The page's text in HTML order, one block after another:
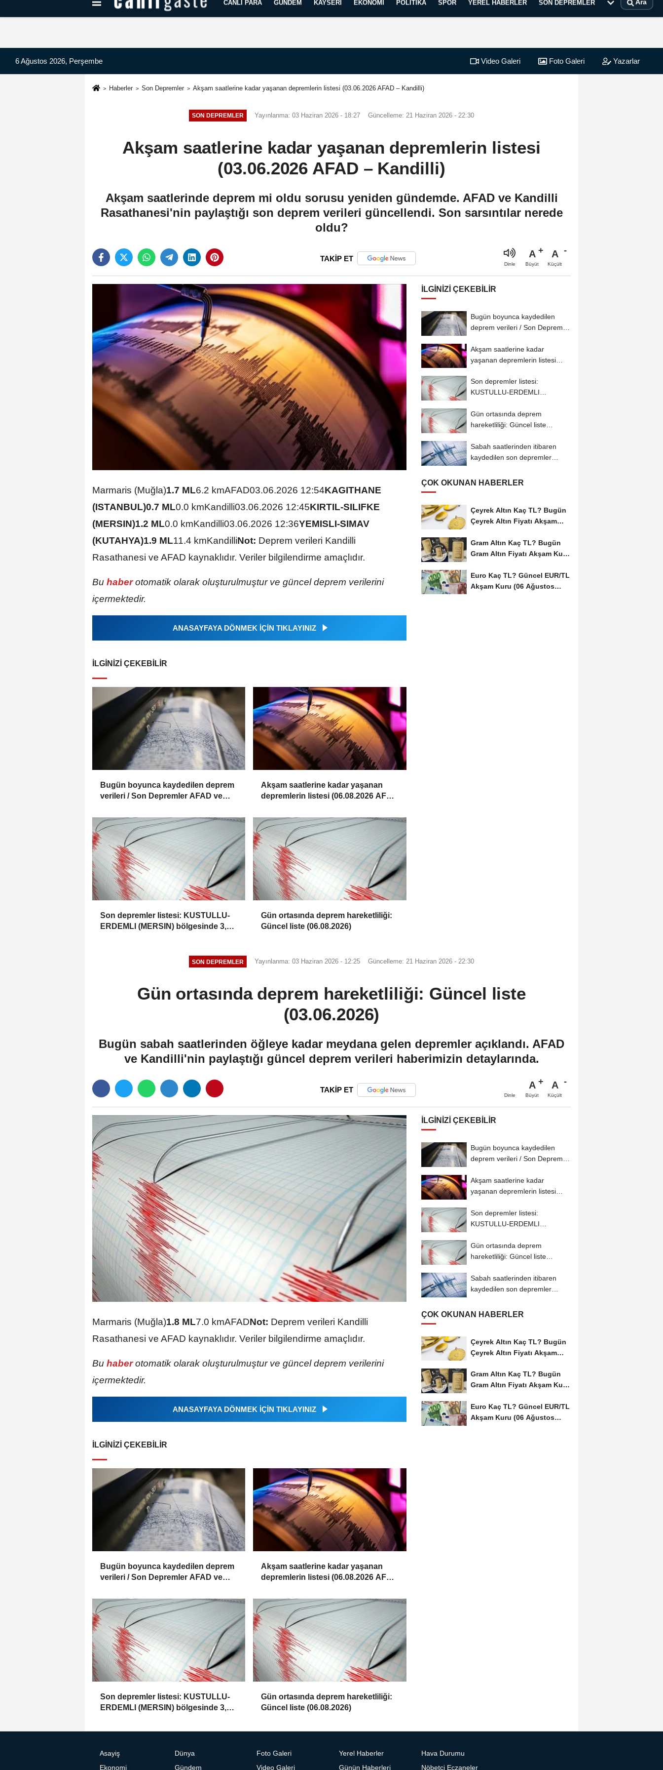
Kayseri Haberleri Can Radyo Dinle
CANLI PARA GÜNDEM KAYSERI EKONOMI POLITIKA SPOR YEREL HABERLER SON DEPREMLER Ara
6 Ağustos 2026, Perşembe Video Galeri Foto Galeri Yazarlar
Haberler Son Depremler Akşam saatlerine kadar yaşanan depremlerin listesi (03.06.2026 AFAD – Kandilli)
SON DEPREMLER Yayınlanma: 03 Haziran 2026 - 18:27 Güncelleme: 21 Haziran 2026 - 22:30
Akşam saatlerine kadar yaşanan depremlerin listesi
(03.06.2026 AFAD – Kandilli)
Akşam saatlerinde deprem mi oldu sorusu yeniden gündemde. AFAD ve Kandilli
Rasathanesi'nin paylaştığı son deprem verileri güncellendi. Son sarsıntılar nerede
oldu?
TAKİP ET
Dinle
A
Büyüt
A
Küçült
Marmaris (Muğla)1.7 ML6.2 kmAFAD03.06.2026 12:54KAGITHANE
(ISTANBUL)0.7 ML0.0 kmKandilli03.06.2026 12:45KIRTIL-SILIFKE
(MERSIN)1.2 ML0.0 kmKandilli03.06.2026 12:36YEMISLI-SIMAV
(KUTAHYA)1.9 ML11.4 kmKandilliNot: Deprem verileri Kandilli
Rasathanesi ve AFAD kaynaklıdır. Veriler bilgilendirme amaçlıdır.
Bu haberotomatik olarak oluşturulmuştur ve güncel deprem verilerini
içermektedir.
ANASAYFAYA DÖNMEK İÇİN TIKLAYINIZ
İLGINIZI ÇEKEBILIR
Bugün boyunca kaydedilen deprem
verileri / Son Depremler AFAD ve
Akşam saatlerine kadar yaşanan
depremlerin listesi (06.08.2026 AFAD
Son depremler listesi: KUSTULLU-
ERDEMLI (MERSIN) bölgesinde 3,5
Gün ortasında deprem hareketliliği:
Güncel liste (06.08.2026)
İLGINIZI ÇEKEBILIR
Bugün boyunca kaydedilen
deprem verileri / Son Depremler
Akşam saatlerine kadar
yaşanan depremlerin listesi
Son depremler listesi:
KUSTULLU-ERDEMLI
büyüklüğünde...
Gün ortasında deprem
hareketliliği: Güncel liste
Sabah saatlerinden itibaren
kaydedilen son depremler
ÇOK OKUNAN HABERLER
Çeyrek Altın Kaç TL? Bugün
Çeyrek Altın Fiyatı Akşam
Gram Altın Kaç TL? Bugün
Gram Altın Fiyatı Akşam Kuru
Euro Kaç TL? Güncel EUR/TL
Akşam Kuru (06 Ağustos
SON DEPREMLER Yayınlanma: 03 Haziran 2026 - 12:25 Güncelleme: 21 Haziran 2026 - 22:30
Gün ortasında deprem hareketliliği: Güncel liste
(03.06.2026)
Bugün sabah saatlerinden öğleye kadar meydana gelen depremler açıklandı. AFAD
ve Kandilli'nin paylaştığı güncel deprem verileri haberimizin detaylarında.
TAKİP ET
Dinle
A
Büyüt
A
Küçült
Marmaris (Muğla)1.8 ML7.0 kmAFADNot: Deprem verileri Kandilli
Rasathanesi ve AFAD kaynaklıdır. Veriler bilgilendirme amaçlıdır.
Bu haberotomatik olarak oluşturulmuştur ve güncel deprem verilerini
içermektedir.
ANASAYFAYA DÖNMEK İÇİN TIKLAYINIZ
İLGINIZI ÇEKEBILIR
Bugün boyunca kaydedilen deprem
verileri / Son Depremler AFAD ve
Akşam saatlerine kadar yaşanan
depremlerin listesi (06.08.2026 AFAD
Son depremler listesi: KUSTULLU-
ERDEMLI (MERSIN) bölgesinde 3,5
Rasathanesi, 06.08.2026)
Gün ortasında deprem hareketliliği:
Güncel liste (06.08.2026)
İLGINIZI ÇEKEBILIR
Bugün boyunca kaydedilen
deprem verileri / Son Depremler
Akşam saatlerine kadar
yaşanan depremlerin listesi
Son depremler listesi:
KUSTULLU-ERDEMLI
büyüklüğünde...
Gün ortasında deprem
hareketliliği: Güncel liste
Sabah saatlerinden itibaren
kaydedilen son depremler
ÇOK OKUNAN HABERLER
Çeyrek Altın Kaç TL? Bugün
Çeyrek Altın Fiyatı Akşam
Gram Altın Kaç TL? Bugün
Gram Altın Fiyatı Akşam Kuru
Euro Kaç TL? Güncel EUR/TL
Akşam Kuru (06 Ağustos
Asayiş
Dünya
Ekonomi
Gündem
Foto Galeri
Video Galeri
Yerel Haberler
Günün Haberleri
Hava Durumu
Nöbetci Eczaneler